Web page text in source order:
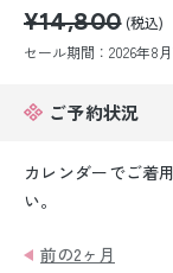
白無垢&紋付袴レ
¥14,800 (税込)
セール期間：2026年8
ご予約状況
カレンダーでご着
い。
前の2ヶ月